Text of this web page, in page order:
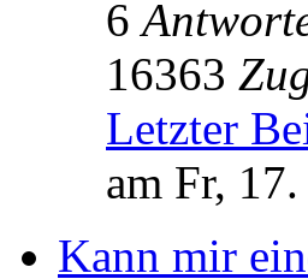
6
16363
Letzter
am Fr,
Kann mir